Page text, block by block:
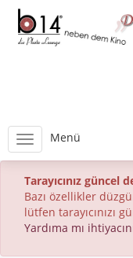
Menü
Tarayıcınız güncel
Bazı özellikler
lütfen tarayıcınızı
Yardıma mı